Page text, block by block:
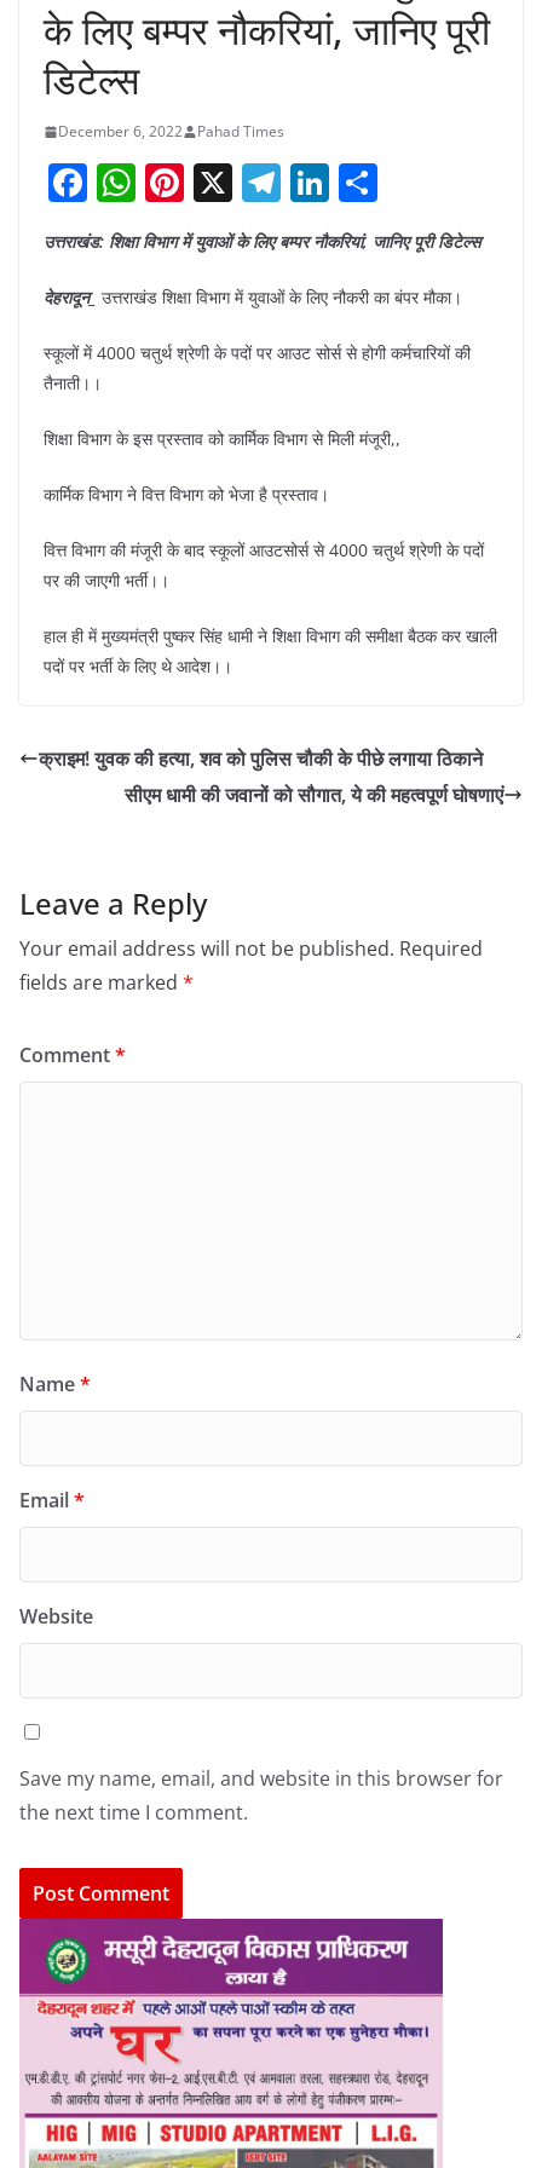
के लिए बम्पर नौकरियां, जानिए पूरी
डिटेल्स
December 6, 2022 Pahad Times
F
a
c
e
b
o
k
W
h
at
s
A
p
Pi
nt
er
e
st
X T
e
gr
a
m
Li
n
k
e
dI
n
h
ar
e
उत्तराखंड: शिक्षा विभाग में युवाओं के लिए बम्पर नौकरियां, जानिए पूरी डिटेल्स
देहरादून_ उत्तराखंड शिक्षा विभाग में युवाओं के लिए नौकरी का बंपर मौका।
स्कूलों में 4000 चतुर्थ श्रेणी के पदों पर आउट सोर्स से होगी कर्मचारियों की
तैनाती।।
शिक्षा विभाग के इस प्रस्ताव को कार्मिक विभाग से मिली मंजूरी,,
कार्मिक विभाग ने वित्त विभाग को भेजा है प्रस्ताव।
वित्त विभाग की मंजूरी के बाद स्कूलों आउटसोर्स से 4000 चतुर्थ श्रेणी के पदों
पर की जाएगी भर्ती।।
हाल ही में मुख्यमंत्री पुष्कर सिंह धामी ने शिक्षा विभाग की समीक्षा बैठक कर खाली
पदों पर भर्ती के लिए थे आदेश।।
क्राइम! युवक की हत्या, शव को पुलिस चौकी के पीछे लगाया ठिकाने
सीएम धामी की जवानों को सौगात, ये की महत्वपूर्ण घोषणाएं
Leave a Reply
Your email address will not be published. Required
fields are marked *
Comment*
Name*
Email*
Website
Save my name, email, and website in this browser for
the next time I comment.